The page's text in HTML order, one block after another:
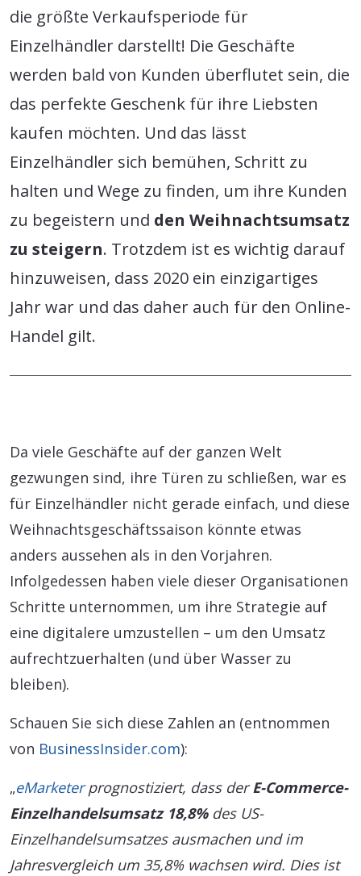
die größte Verkaufsperiode für
Einzelhändler darstellt! Die Geschäfte
werden bald von Kunden überflutet sein, die
das perfekte Geschenk für ihre Liebsten
kaufen möchten. Und das lässt
Einzelhändler sich bemühen, Schritt zu
halten und Wege zu finden, um ihre Kunden
zu begeistern und den Weihnachtsumsatz
zu steigern. Trotzdem ist es wichtig darauf
hinzuweisen, dass 2020 ein einzigartiges
Jahr war und das daher auch für den Online-
Handel gilt.
Da viele Geschäfte auf der ganzen Welt
gezwungen sind, ihre Türen zu schließen, war es
für Einzelhändler nicht gerade einfach, und diese
Weihnachtsgeschäftssaison könnte etwas
anders aussehen als in den Vorjahren.
Infolgedessen haben viele dieser Organisationen
Schritte unternommen, um ihre Strategie auf
eine digitalere umzustellen – um den Umsatz
aufrechtzuerhalten (und über Wasser zu
bleiben).
Schauen Sie sich diese Zahlen an (entnommen
von BusinessInsider.com):
„eMarketerprognostiziert, dass derE-Commerce-
Einzelhandelsumsatz 18,8%des US-
Einzelhandelsumsatzes ausmachen und im
Jahresvergleich um 35,8% wachsen wird. Dies ist